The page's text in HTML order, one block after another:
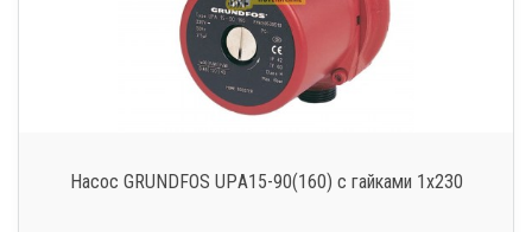
Насос GRUNDFOS UPА15-90(160) c гайками 1х230